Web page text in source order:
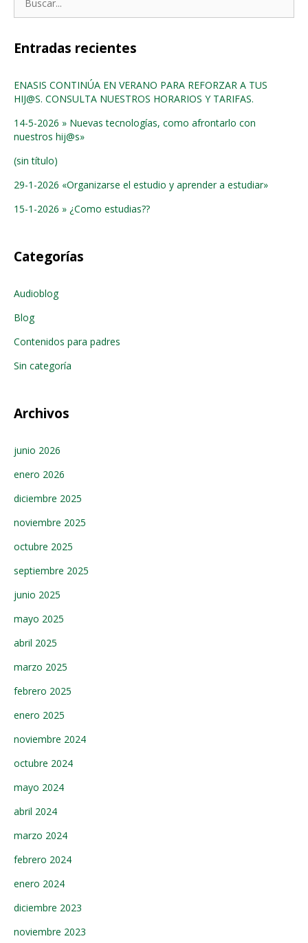
Entradas recientes
ENASIS CONTINÚA EN VERANO PARA REFORZAR A TUS
HIJ@S. CONSULTA NUESTROS HORARIOS Y TARIFAS.
14-5-2026 » Nuevas tecnologías, como afrontarlo con
nuestros hij@s»
(sin título)
29-1-2026 «Organizarse el estudio y aprender a estudiar»
15-1-2026 » ¿Como estudias??
Categorías
Audioblog
Blog
Contenidos para padres
Sin categoría
Archivos
junio 2026
enero 2026
diciembre 2025
noviembre 2025
octubre 2025
septiembre 2025
junio 2025
mayo 2025
abril 2025
marzo 2025
febrero 2025
enero 2025
noviembre 2024
octubre 2024
mayo 2024
abril 2024
marzo 2024
febrero 2024
enero 2024
diciembre 2023
noviembre 2023